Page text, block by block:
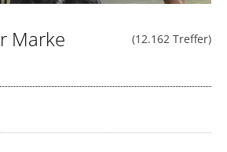
(12.162 Treffer)
Marke